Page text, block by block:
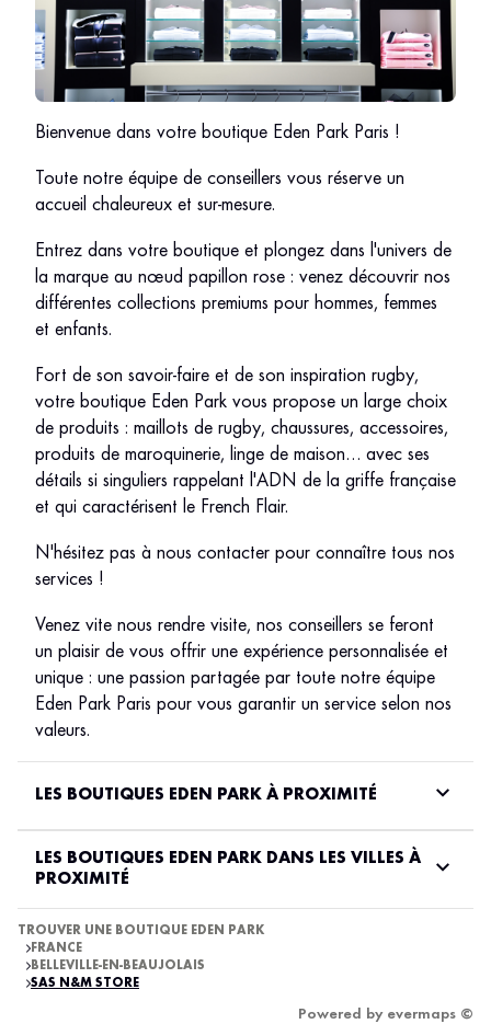
Bienvenue dans votre boutique Eden Park Paris !
Toute notre équipe de conseillers vous réserve un
accueil chaleureux et sur-mesure.
Entrez dans votre boutique et plongez dans l'univers de
la marque au nœud papillon rose : venez découvrir nos
différentes collections premiums pour hommes, femmes
et enfants.
Fort de son savoir-faire et de son inspiration rugby,
votre boutique Eden Park vous propose un large choix
de produits : maillots de rugby, chaussures, accessoires,
produits de maroquinerie, linge de maison… avec ses
détails si singuliers rappelant l'ADN de la griffe française
et qui caractérisent le French Flair.
N'hésitez pas à nous contacter pour connaître tous nos
services !
Venez vite nous rendre visite, nos conseillers se feront
un plaisir de vous offrir une expérience personnalisée et
unique : une passion partagée par toute notre équipe
Eden Park Paris pour vous garantir un service selon nos
valeurs.
LES BOUTIQUES EDEN PARK À PROXIMITÉ
LES BOUTIQUES EDEN PARK DANS LES VILLES À
PROXIMITÉ
TROUVER UNE BOUTIQUE EDEN PARK
FRANCE
BELLEVILLE-EN-BEAUJOLAIS
SAS N&M STORE
Powered by evermaps ©